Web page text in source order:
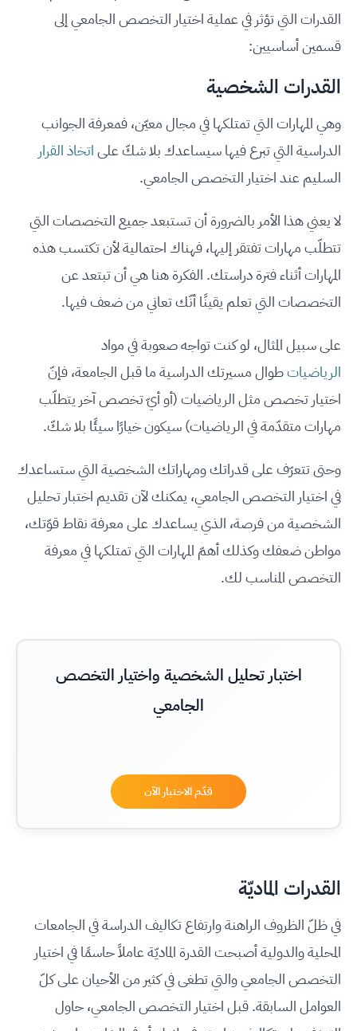
القدرات التي تؤثر في عملية اختيار التخصص الجامعي إلى
قسمين أساسيين:
القدرات الشخصية
وهي المهارات التي تمتلكها في مجال معيّن، فمعرفة الجوانب
الدراسية التي تبرع فيها سيساعدك بلا شكّ علىاتخاذ القرار
السليم عند اختيار التخصص الجامعي.
لا يعني هذا الأمر بالضرورة أن تستبعد جميع التخصصات التي
تتطلّب مهارات تفتقر إليها، فهناك احتمالية لأن تكتسب هذه
المهارات أثناء فترة دراستك. الفكرة هنا هي أن تبتعد عن
التخصصات التي تعلم يقينًا أنّك تعاني من ضعف فيها.
على سبيل المثال، لو كنت تواجه صعوبة في مواد
الرياضياتطوال مسيرتك الدراسية ما قبل الجامعة، فإنّ
اختيار تخصص مثل الرياضيات (أو أيّ تخصص آخر يتطلّب
مهارات متقدّمة في الرياضيات) سيكون خيارًا سيئًا بلا شكّ.
وحتى تتعرّف على قدراتك ومهاراتك الشخصية التي ستساعدك
في اختيار التخصص الجامعي، يمكنك لآن تقديم اختبار تحليل
الشخصية من فرصة، الذي يساعدك على معرفة نقاط قوّتك،
مواطن ضعفك وكذلك أهمّ المهارات التي تمتلكها في معرفة
التخصص المناسب لك.
اختبار تحليل الشخصية واختيار التخصص
الجامعي
قدّم الاختبار الآن
القدرات الماديّة
في ظلّ الظروف الراهنة وارتفاع تكاليف الدراسة في الجامعات
المحلية والدولية أصبحت القدرة الماديّة عاملاً حاسمًا في اختيار
التخصص الجامعي والتي تطغى في كثير من الأحيان على كلّ
العوامل السابقة. قبل اختيار التخصص الجامعي، حاول